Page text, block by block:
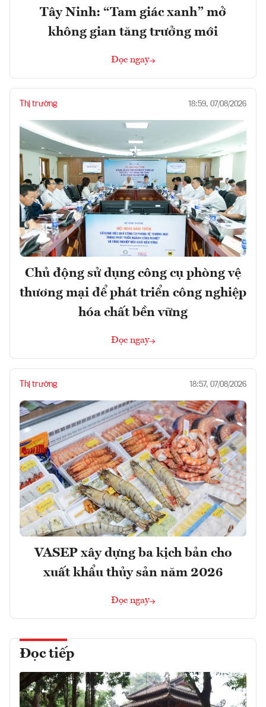
Tây Ninh: “Tam giác xanh” mở
không gian tăng trưởng mới
Đọc ngay
Thị trường 18:59, 07/08/2026
Chủ động sử dụng công cụ phòng vệ
thương mại để phát triển công nghiệp
hóa chất bền vững
Đọc ngay
Thị trường 18:57, 07/08/2026
VASEP xây dựng ba kịch bản cho
xuất khẩu thủy sản năm 2026
Đọc ngay
Đọc tiếp